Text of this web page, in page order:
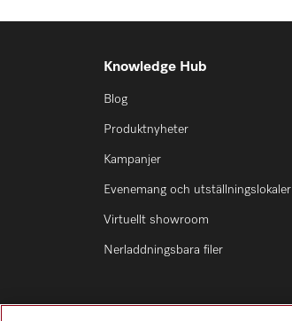
Knowledge Hub
Blog
Produktnyheter
Kampanjer
Evenemang och utställningslokaler
Virtuellt showroom
Nerladdningsbara filer